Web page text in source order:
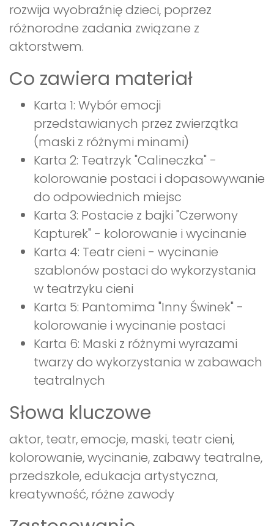
rozwija wyobraźnię dzieci, poprzez
różnorodne zadania związane z
aktorstwem.
Co zawiera materiał
Karta 1: Wybór emocji
przedstawianych przez zwierzątka
(maski z różnymi minami)
Karta 2: Teatrzyk "Calineczka" -
kolorowanie postaci i dopasowywanie
do odpowiednich miejsc
Karta 3: Postacie z bajki "Czerwony
Kapturek" - kolorowanie i wycinanie
Karta 4: Teatr cieni - wycinanie
szablonów postaci do wykorzystania
w teatrzyku cieni
Karta 5: Pantomima "Inny Świnek" -
kolorowanie i wycinanie postaci
Karta 6: Maski z różnymi wyrazami
twarzy do wykorzystania w zabawach
teatralnych
Słowa kluczowe
aktor, teatr, emocje, maski, teatr cieni,
kolorowanie, wycinanie, zabawy teatralne,
przedszkole, edukacja artystyczna,
kreatywność, różne zawody